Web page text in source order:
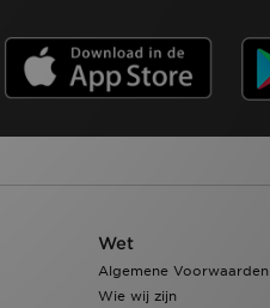
Wet
Algemene Voorwaarden
Wie wij zijn